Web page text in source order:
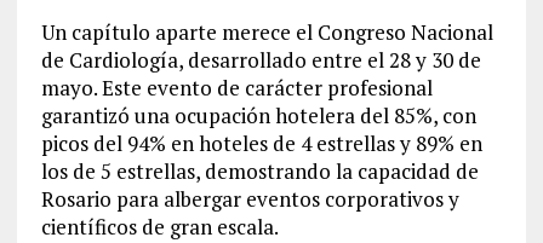
Un capítulo aparte merece el Congreso Nacional
de Cardiología, desarrollado entre el 28 y 30 de
mayo. Este evento de carácter profesional
garantizó una ocupación hotelera del 85%, con
picos del 94% en hoteles de 4 estrellas y 89% en
los de 5 estrellas, demostrando la capacidad de
Rosario para albergar eventos corporativos y
científicos de gran escala.